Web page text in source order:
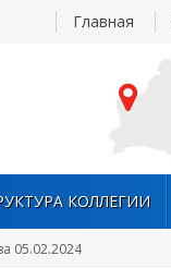
Главная
КОЛЛЕГИИ
05.02.2024